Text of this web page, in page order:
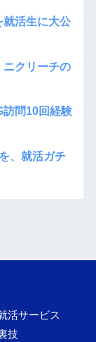
就活生に大公
ニクリーチの
訪問10回経験
、就活ガチ
活サービス
技